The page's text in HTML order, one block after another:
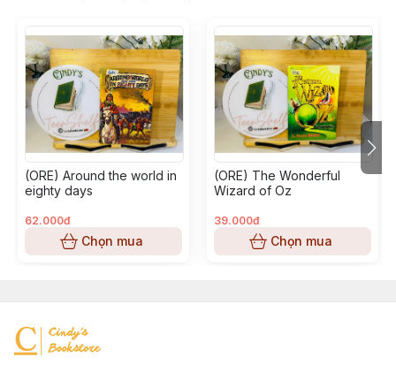
(ORE) Around the world in
eighty days
62.000đ
Chọn mua
(ORE) The Wonderful
Wizard of Oz
39.000đ
Chọn mua